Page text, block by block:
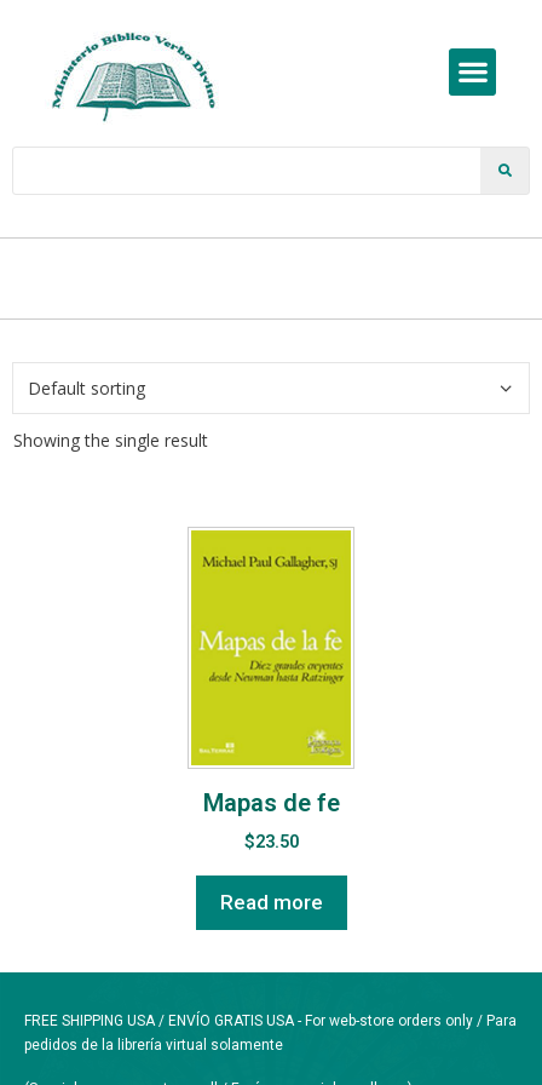
Showing the single result
Mapas de fe
$23.50
Read more
FREE SHIPPING USA / ENVÍO GRATIS USA - For web-store orders only / Para
pedidos de la librería virtual solamente